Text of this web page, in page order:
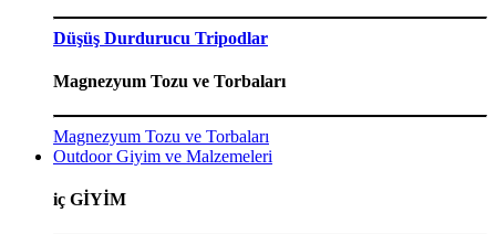
Düşüş Durdurucu Tripodlar
Magnezyum Tozu ve Torbaları
Magnezyum Tozu ve Torbaları
Outdoor Giyim ve Malzemeleri
iç GİYİM